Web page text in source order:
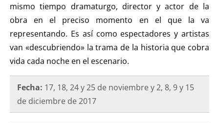
mismo tiempo dramaturgo, director y actor de la
obra en el preciso momento en el que la va
representando. Es así como espectadores y artistas
van «descubriendo» la trama de la historia que cobra
vida cada noche en el escenario.
Fecha: 17, 18, 24 y 25 de noviembre y 2, 8, 9 y 15
de diciembre de 2017